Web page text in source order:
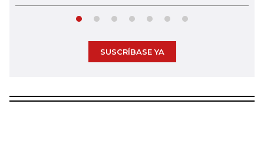
SUSCRÍBASE YA